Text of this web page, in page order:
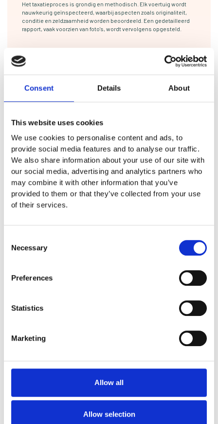
Consent Details About
This website uses cookies
We use cookies to personalise content and ads, to
provide social media features and to analyse our traffic.
We also share information about your use of our site with
our social media, advertising and analytics partners who
may combine it with other information that you’ve
provided to them or that they’ve collected from your use
of their services.
Selection
Necessary
Preferences
Statistics
Marketing
Allow all
Allow selection
Het taxatieproces is grondig en methodisch. Elk voertuig wordt
nauwkeurig geïnspecteerd, waarbij aspecten zoals originaliteit,
conditie en zeldzaamheid worden beoordeeld. Een gedetailleerd
rapport, vaak voorzien van foto's, wordt vervolgens opgesteld.
Verzekeringsdekking
getaxeerde waarde wordt uitgekeerd, waardoor financiële
Frequentie van Taxatie
De waarde van luxe auto's en oldtimers is niet statisch; ze kan
fluctueren op basis van markttrends, zeldzaamheid en wereldwijde
vraag. Daarom is het essentieel om deze voertuigen regelmatig
opnieuw te laten taxeren. Periodieke taxaties zorgen ervoor dat
eigenaren en verzekeraars altijd op de hoogte zijn van de actuele
waarde van het voertuig, wat van groot belang is voor verzekeringen
en bij eventuele verkoop.
communicatie en taxaties op locatie bieden een persoonlijke
touch, wat resulteert in een meer afgestemde en klantgerichte
Voertuigen worden vaak gecategoriseerd op basis van hun staat,
van 'Uitmuntend' tot 'Slecht'. Deze classificaties geven duidelijk de
Terwijl de taxatie van reguliere voertuigen voornamelijk gericht is
op hun functionele waarde, gaat de taxatie van luxe auto's,
oldtimers en sportwagens veel verder. Deze voertuigen hebben
vaak een unieke geschiedenis, zeldzaamheid en vakmanschap die
significantie en zelfs de verhalen die aan een voertuig zijn